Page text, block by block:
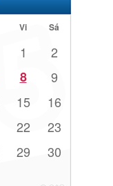
Vi Sá
1 2
8 9
15 16
22 23
29 30